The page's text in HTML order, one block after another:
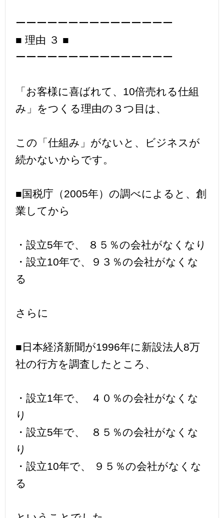
ーーーーーーーーーーーーーーー
■ 理由 ３ ■
ーーーーーーーーーーーーーーー
「お客様に喜ばれて、10倍売れる仕組
み」をつくる理由の３つ目は、
この「仕組み」がないと、ビジネスが
続かないからです。
■国税庁（2005年）の調べによると、創
業してから
・設立5年で、 ８５％の会社がなくなり
・設立10年で、９３％の会社がなくな
る
さらに
■日本経済新聞が1996年に新設法人8万
社の行方を調査したところ、
・設立1年で、 ４０％の会社がなくな
り
・設立5年で、 ８５％の会社がなくな
り
・設立10年で、 ９５％の会社がなくな
る